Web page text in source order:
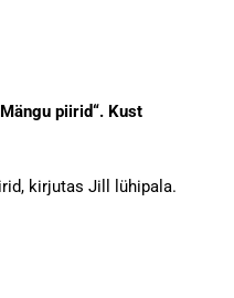
piirid“. Kust
kirjutas Jill lühipala.